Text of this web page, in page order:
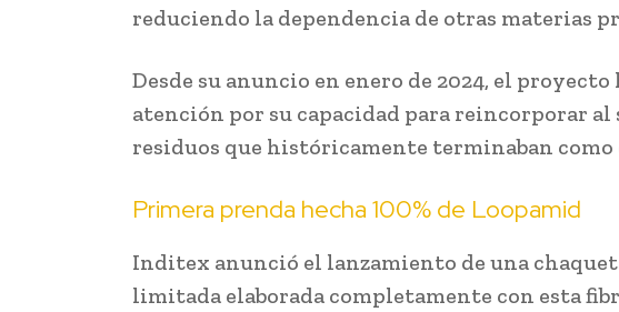
reduciendo la dependencia de otras materias
Desde su anuncio en enero de 2024, el proyecto
atención por su capacidad para reincorporar
residuos que históricamente terminaban como
Primera prenda hecha 100% de Loopamid
Inditex anunció el lanzamiento de una
limitada elaborada completamente con esta